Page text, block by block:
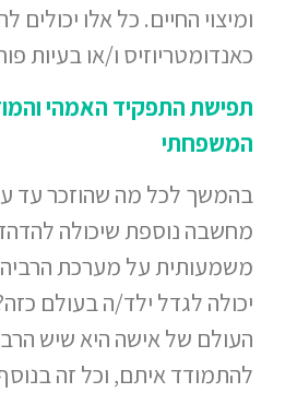
ומיצוי החיים. כל אלו יכולים
כאנדומטריוזיס ו/או בעיות
תפישת התפקיד האמהי
המשפחתי
בהמשך לכל מה שהוזכר עד
מחשבה נוספת שיכולה
משמעותית על מערכת הרביה
יכולה לגדל ילד/ה בעולם
העולם של אישה היא שיש
להתמודד איתם, וכל זה